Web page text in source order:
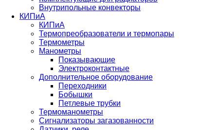
Внутрипольные конвекторы
КИПиА
КИПиА
Термопреобразователи и термопары
Термометры
Манометры
Показывающие
Электроконтактные
Дополнительное оборудование
Переходники
Бобышки
Петлевые трубки
Термоманометры
Сигнализаторы загазованности